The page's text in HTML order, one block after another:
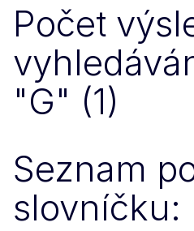
Počet
"G" (1)
Seznam
slovníčku: